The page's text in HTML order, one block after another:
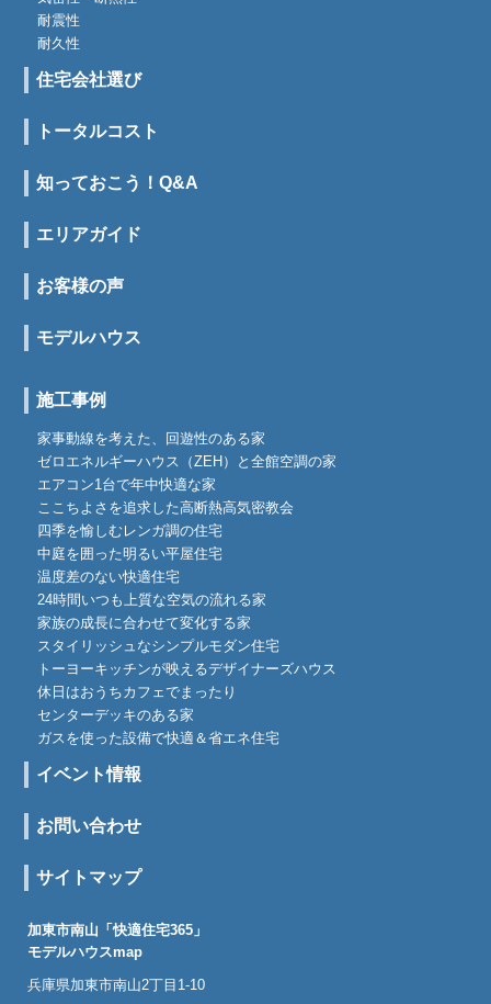
耐震性
耐久性
住宅会社選び
トータルコスト
知っておこう！Q&A
エリアガイド
お客様の声
モデルハウス
施工事例
家事動線を考えた、回遊性のある家
ゼロエネルギーハウス（ZEH）と全館空調の家
エアコン1台で年中快適な家
ここちよさを追求した高断熱高気密教会
四季を愉しむレンガ調の住宅
中庭を囲った明るい平屋住宅
温度差のない快適住宅
24時間いつも上質な空気の流れる家
家族の成長に合わせて変化する家
スタイリッシュなシンプルモダン住宅
トーヨーキッチンが映えるデザイナーズハウス
休日はおうちカフェでまったり
センターデッキのある家
ガスを使った設備で快適＆省エネ住宅
イベント情報
お問い合わせ
サイトマップ
加東市南山「快適住宅365」
モデルハウスmap
兵庫県加東市南山2丁目1-10